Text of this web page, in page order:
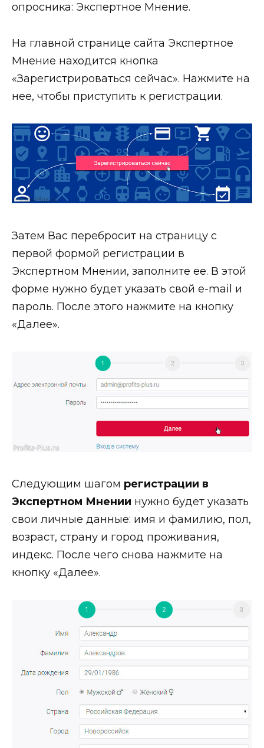
опросника: Экспертное Мнение.
На главной странице сайта Экспертное
Мнение находится кнопка
«Зарегистрироваться сейчас». Нажмите на
нее, чтобы приступить к регистрации.
Затем Вас перебросит на страницу с
первой формой регистрации в
Экспертном Мнении, заполните ее. В этой
форме нужно будет указать свой e-mail и
пароль. После этого нажмите на кнопку
«Далее».
Следующим шагом регистрации в
Экспертном Мнении нужно будет указать
свои личные данные: имя и фамилию, пол,
возраст, страну и город проживания,
индекс. После чего снова нажмите на
кнопку «Далее».